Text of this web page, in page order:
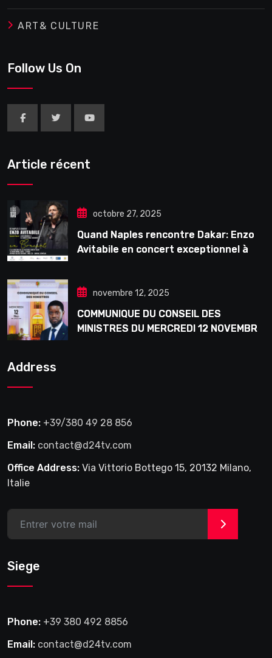
ART& CULTURE
Follow Us On
Article récent
octobre 27, 2025
Quand Naples rencontre Dakar: Enzo
Avitabile en concert exceptionnel à
novembre 12, 2025
COMMUNIQUE DU CONSEIL DES
MINISTRES DU MERCREDI 12 NOVEMBRE
Address
Phone: +39/380 49 28 856
Email: contact@d24tv.com
Office Address: Via Vittorio Bottego 15, 20132 Milano,
Italie
>
Siege
Phone: +39 380 492 8856
Email: contact@d24tv.com